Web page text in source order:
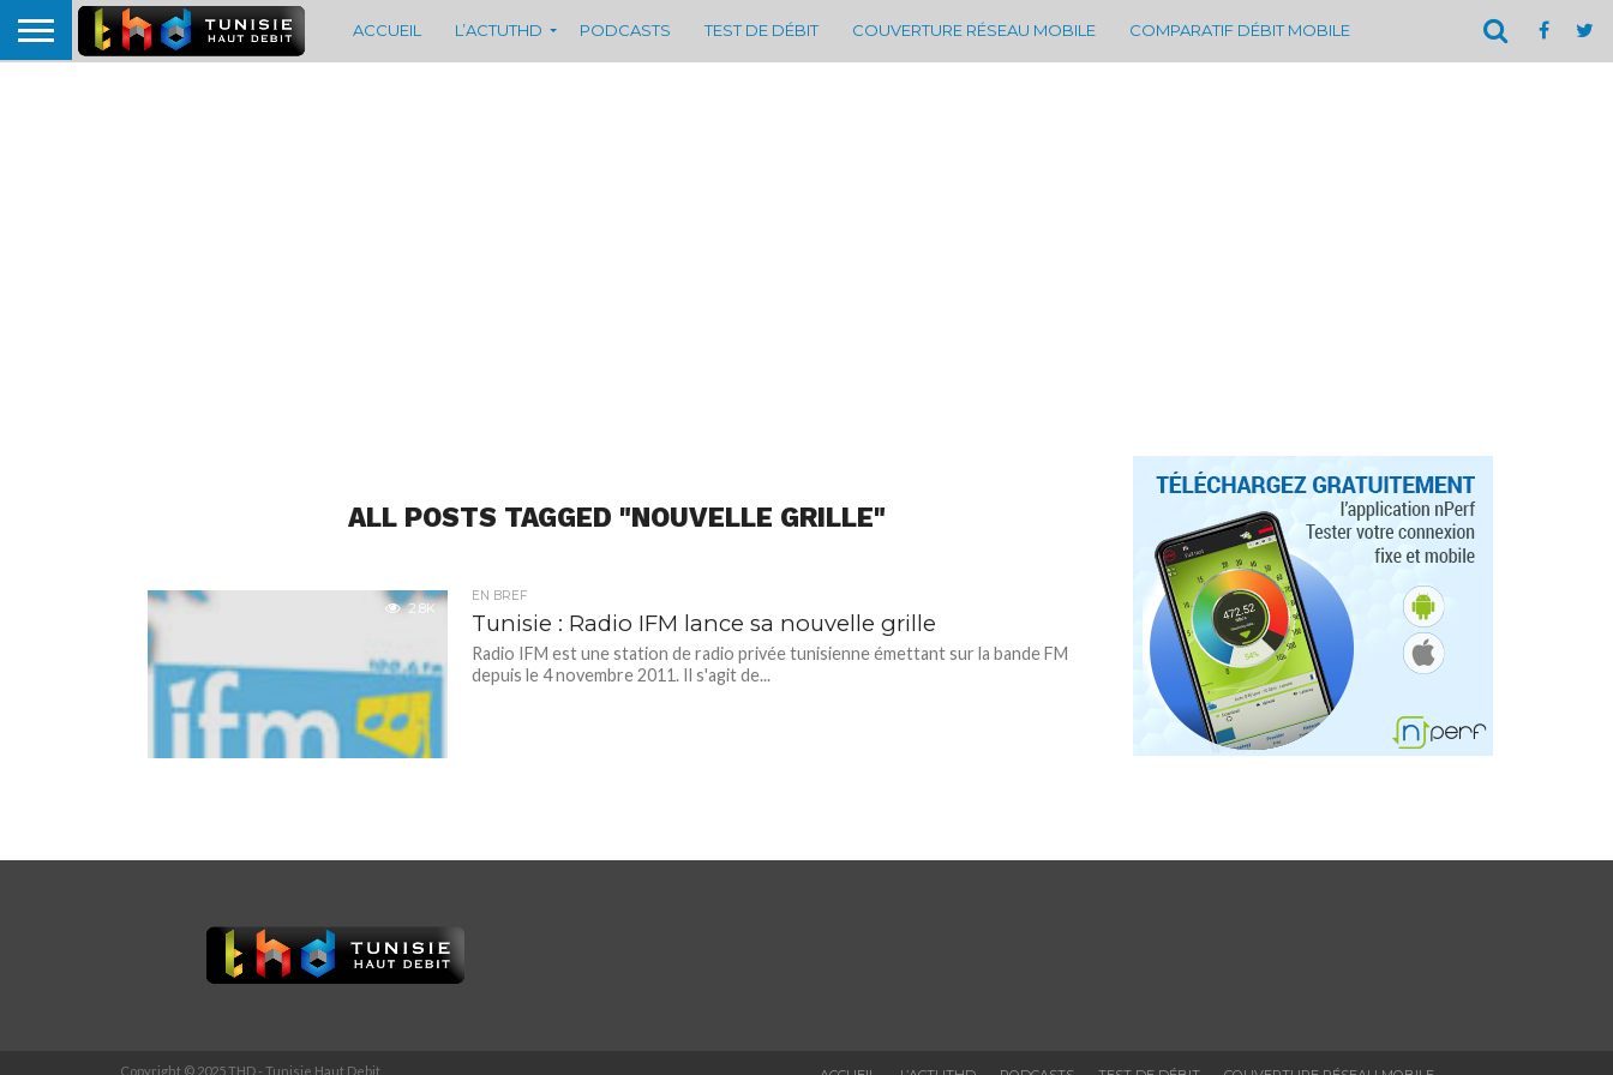
ACCUEIL L’ACTUTHD PODCASTS TEST DE DÉBIT COUVERTURE RÉSEAU MOBILE COMPARATIF DÉBIT MOBILE
ALL POSTS TAGGED "NOUVELLE GRILLE"
2.8K
EN BREF
Tunisie : Radio IFM lance sa nouvelle grille
Radio IFM est une station de radio privée tunisienne émettant sur la bande FM
depuis le 4 novembre 2011. Il s'agit de...
Copyright © 2025 THD - Tunisie Haut Debit.